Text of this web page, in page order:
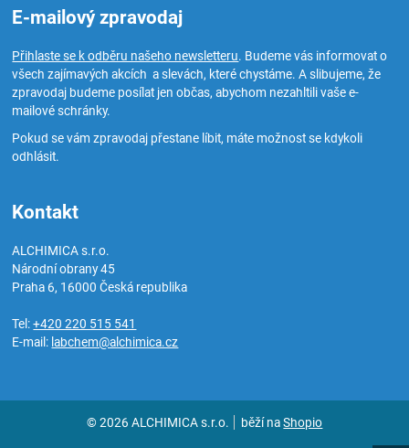
E-mailový zpravodaj
Přihlaste se k odběru našeho newsletteru. Budeme vás informovat o
všech zajímavých akcích a slevách, které chystáme. A slibujeme, že
zpravodaj budeme posílat jen občas, abychom nezahltili vaše e-
mailové schránky.
Pokud se vám zpravodaj přestane líbit, máte možnost se kdykoli
odhlásit.
Kontakt
ALCHIMICA s.r.o.
Národní obrany 45
Praha 6, 16000Česká republika
Tel:+420 220 515 541
E-mail: labchem@alchimica.cz
© 2026 ALCHIMICA s.r.o. běží naShopio